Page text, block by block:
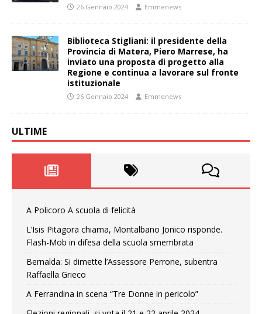
26 Gennaio 2024 Emmenews
Biblioteca Stigliani: il presidente della
Provincia di Matera, Piero Marrese, ha
inviato una proposta di progetto alla
Regione e continua a lavorare sul fronte
istituzionale
26 Gennaio 2024 Emmenews
ULTIME
A Policoro A scuola di felicità
L’Isis Pitagora chiama, Montalbano Jonico risponde.
Flash-Mob in difesa della scuola smembrata
Bernalda: Si dimette l’Assessore Perrone, subentra
Raffaella Grieco
A Ferrandina in scena “Tre Donne in pericolo”